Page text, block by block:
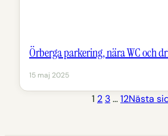
Örberga parkering, nära WC och
15 maj 2025
1 2 3…12Nästa